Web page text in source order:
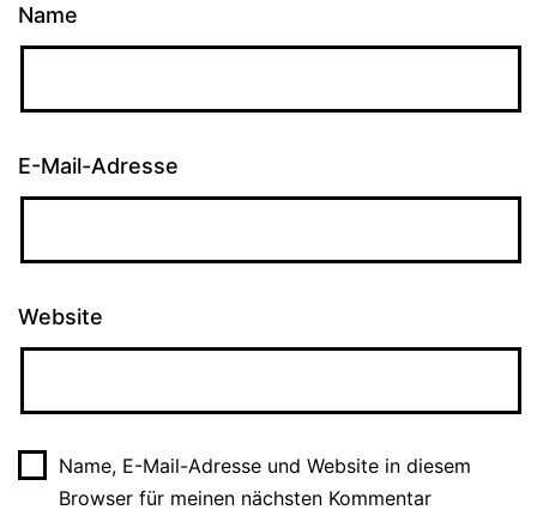
Name
E-Mail-Adresse
Website
Name, E-Mail-Adresse und Website in diesem
Browser für meinen nächsten Kommentar